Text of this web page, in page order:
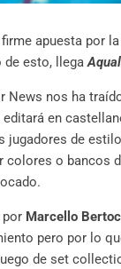
apuesta por
de esto, llega
News nos ha
en
jugadores de
colores o bancos
por Marcello
pero por lo
de set